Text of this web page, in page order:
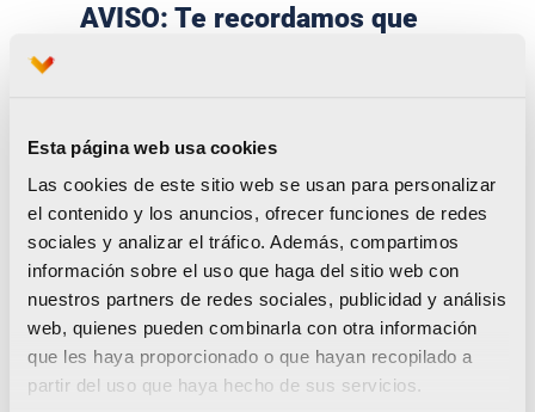
Esta página web usa cookies
Las cookies de este sitio web se usan para personalizar
el contenido y los anuncios, ofrecer funciones de redes
sociales y analizar el tráfico. Además, compartimos
información sobre el uso que haga del sitio web con
nuestros partners de redes sociales, publicidad y análisis
web, quienes pueden combinarla con otra información
que les haya proporcionado o que hayan recopilado a
partir del uso que haya hecho de sus servicios.
AVISO: Te recordamos que
fotografiados por la carrera
para la difusión esta actividad
paralela.
FOTOGRAFÍAS MINI MARATÓN